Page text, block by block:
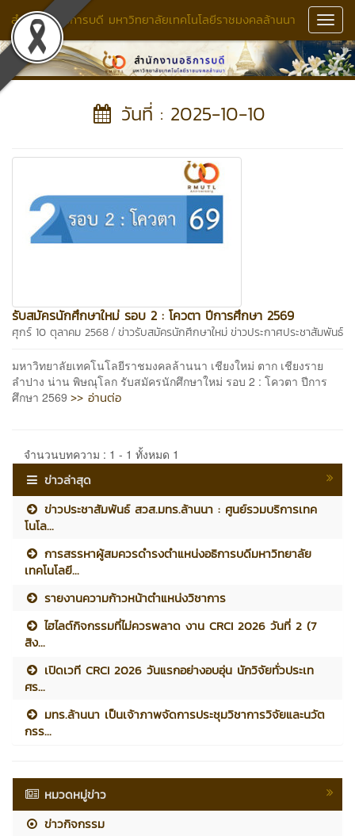
สำนักงานอธิการบดี มหาวิทยาลัยเทคโนโลยีราชมงคลล้านนา
วันที่ : 2025-10-10
รับสมัครนักศึกษาใหม่ รอบ 2 : โควตา ปีการศึกษา 2569
ศุกร์ 10 ตุลาคม 2568 / ข่าวรับสมัครนักศึกษาใหม่ข่าวประกาศประชาสัมพันธ์
มหาวิทยาลัยเทคโนโลยีราชมงคลล้านนา เชียงใหม่ ตาก เชียงราย
ลำปาง น่าน พิษณุโลก รับสมัครนักศึกษาใหม่ รอบ 2 : โควตา ปีการ
ศึกษา 2569 >> อ่านต่อ
จำนวนบทความ : 1 - 1 ทั้งหมด 1
ข่าวล่าสุด
ข่าวประชาสัมพันธ์ สวส.มทร.ล้านนา : ศูนย์รวมบริการเทค
โนโล...
การสรรหาผู้สมควรดำรงตำแหน่งอธิการบดีมหาวิทยาลัย
เทคโนโลยี...
รายงานความก้าวหน้าตำแหน่งวิชาการ
ไฮไลต์กิจกรรมที่ไม่ควรพลาด งาน CRCI 2026 วันที่ 2 (7
สิง...
เปิดเวที CRCI 2026 วันแรกอย่างอบอุ่น นักวิจัยทั่วประเท
ศร...
มทร.ล้านนา เป็นเจ้าภาพจัดการประชุมวิชาการวิจัยและนวัต
กรร...
หมวดหมู่ข่าว
ข่าวกิจกรรม